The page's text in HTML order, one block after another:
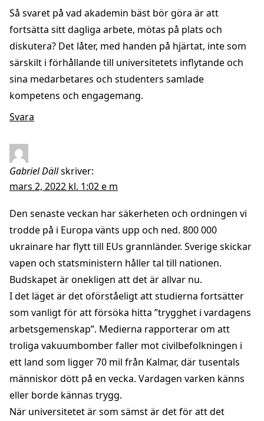
Så svaret på vad akademin bäst bör göra är att
fortsätta sitt dagliga arbete, mötas på plats och
diskutera? Det låter, med handen på hjärtat, inte som
särskilt i förhållande till universitetets inflytande och
sina medarbetares och studenters samlade
kompetens och engagemang.
Svara
Gabriel Dällskriver:
mars 2, 2022 kl. 1:02 e m
Den senaste veckan har säkerheten och ordningen vi
trodde på i Europa vänts upp och ned. 800 000
ukrainare har flytt till EUs grannländer. Sverige skickar
vapen och statsministern håller tal till nationen.
Budskapet är onekligen att det är allvar nu.
I det läget är det oförståeligt att studierna fortsätter
som vanligt för att försöka hitta ”trygghet i vardagens
arbetsgemenskap”. Medierna rapporterar om att
troliga vakuumbomber faller mot civilbefolkningen i
ett land som ligger 70 mil från Kalmar, där tusentals
människor dött på en vecka. Vardagen varken känns
eller borde kännas trygg.
När universitetet är som sämst är det för att det